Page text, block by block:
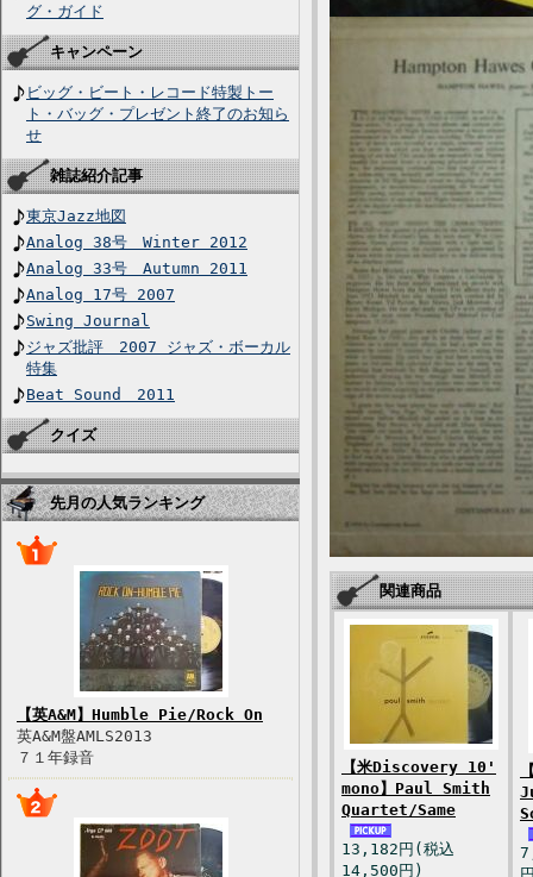
グ・ガイド
キャンペーン
ビッグ・ビート・レコード特製トー
ト・バッグ・プレゼント終了のお知ら
せ
雑誌紹介記事
東京Jazz地図
Analog 38号 Winter 2012
Analog 33号 Autumn 2011
Analog 17号 2007
Swing Journal
ジャズ批評 2007 ジャズ・ボーカル
特集
Beat Sound 2011
クイズ
先月の人気ランキング
【英A&M】Humble Pie/Rock On
英A&M盤AMLS2013
７１年録音
関連商品
【米Discovery 10'
mono】Paul Smith
Quartet/Same
13,182円(税込
14,500円)